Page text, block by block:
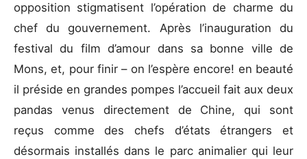
opposition stigmatisent l’opération de charme du
chef du gouvernement. Après l’inauguration du
festival du film d’amour dans sa bonne ville de
Mons, et, pour finir – on l’espère encore! en beauté
il préside en grandes pompes l’accueil fait aux deux
pandas venus directement de Chine, qui sont
reçus comme des chefs d’états étrangers et
désormais installés dans le parc animalier qui leur